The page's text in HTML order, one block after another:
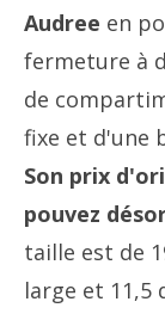
Audree en
fermeture à
de
fixe et d'une
Son prix
pouvez
taille est de
large et 11,5